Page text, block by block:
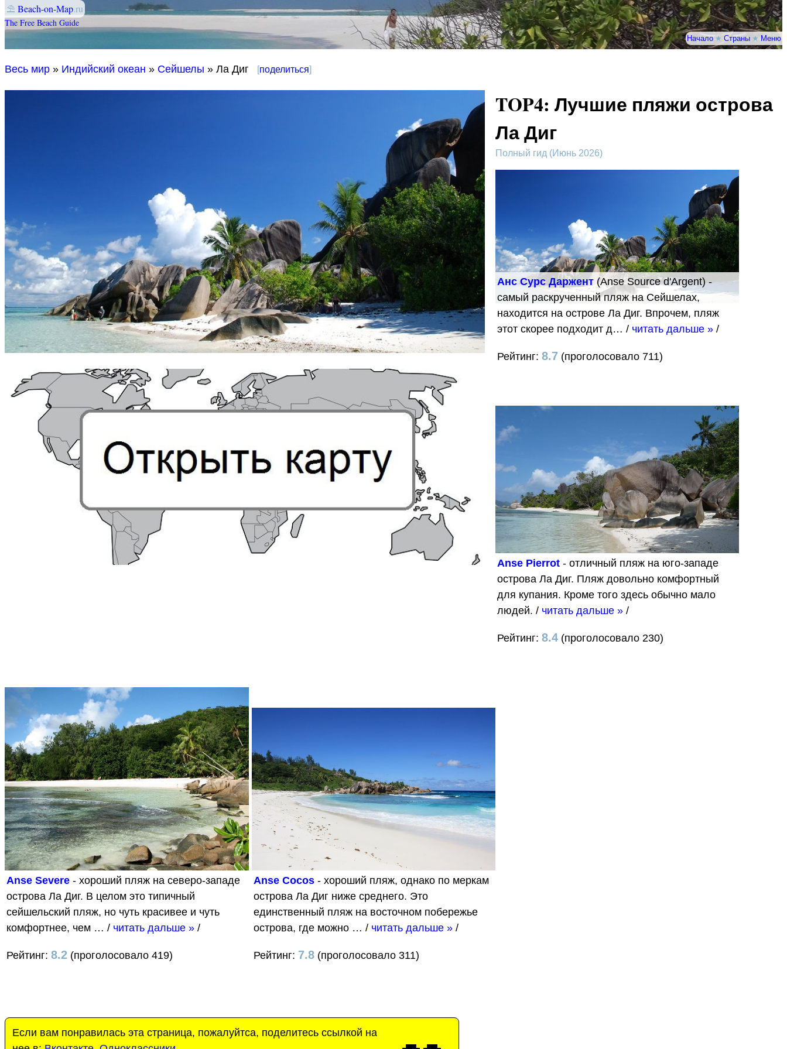
⛱ Beach-on-Map.ru
The Free Beach Guide
Начало★ Страны ★ Меню
Весь мир » Индийский океан » Сейшелы » Ла Диг [поделиться]
TOP4: Лучшие пляжи острова
Ла Диг
Полный гид (Июнь 2026)
Анс Сурс Даржент(Anse Source d'Argent) -
самый раскрученный пляж на Сейшелах,
находится на острове Ла Диг. Впрочем, пляж
этот скорее подходит д… / читать дальше »/
Рейтинг: 8.7(проголосовало 711)
Anse Pierrot- отличный пляж на юго-западе
острова Ла Диг. Пляж довольно комфортный
для купания. Кроме того здесь обычно мало
людей. / читать дальше »/
Рейтинг: 8.4(проголосовало 230)
Anse Severe - хороший пляж на северо-западе
острова Ла Диг. В целом это типичный
сейшельский пляж, но чуть красивее и чуть
комфортнее, чем … / читать дальше » /
Рейтинг: 8.2 (проголосовало 419)
Anse Cocos- хороший пляж, однако по меркам
острова Ла Диг ниже среднего. Это
единственный пляж на восточном побережье
острова, где можно … / читать дальше »/
Рейтинг: 7.8(проголосовало 311)
Если вам понравилась эта страница, пожалуйтса, поделитесь ссылкой на